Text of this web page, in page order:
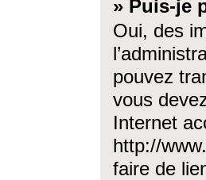
» Puis-je
Oui, des
pouvez
vous
Internet
http://
faire de